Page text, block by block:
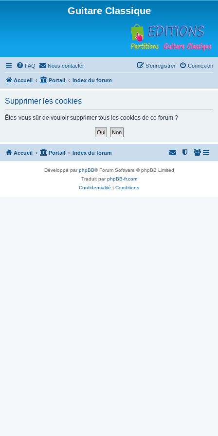
Guitare Classique
FAQ Nous contacter Connexion
S’enregistrer
Accueil Portail Index du forum
Supprimer les cookies
Êtes-vous sûr de vouloir supprimer tous les cookies de ce forum ?
Accueil Portail Index du forum
Développé parphpBB® Forum Software © phpBB Limited
Traduit parphpBB-fr.com
Confidentialité | Conditions